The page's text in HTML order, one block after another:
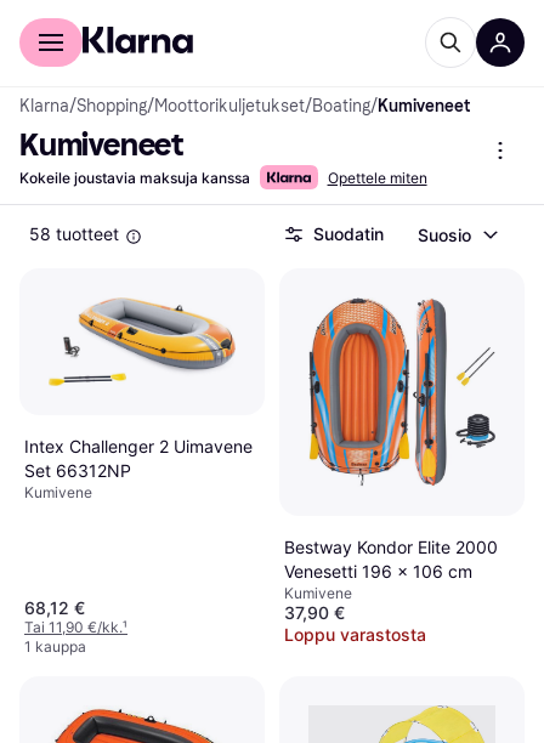
Kuluttajille
Klarna/Shopping/Moottorikuljetukset/Boating/Kumiveneet
Kumiveneet
Kokeile joustavia maksuja kanssa Opettele miten
58 tuotteet Suodatin Suosio
Intex Challenger 2 Uimavene
Set 66312NP
Kumivene
68,12 €
Tai 11,90 €/kk.¹
1 kauppa
Bestway Kondor Elite 2000
Venesetti 196 x 106 cm
Kumivene
37,90 €
Loppu varastosta